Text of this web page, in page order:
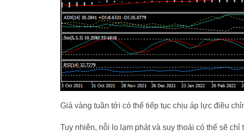
Giá vàng tuần tới có thể tiếp tục chịu áp lực điều
Tuy nhiên, nỗi lo lạm phát và suy thoái có thể sẽ